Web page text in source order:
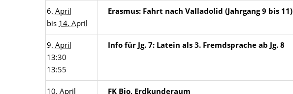
6. April
bis 14. April
Erasmus: Fahrt nach Valladolid (Jahrgang 9 bis 11)
9. April
13:30
13:55
Info für Jg. 7: Latein als 3. Fremdsprache ab Jg. 8
10. April FK Bio, Erdkunderaum